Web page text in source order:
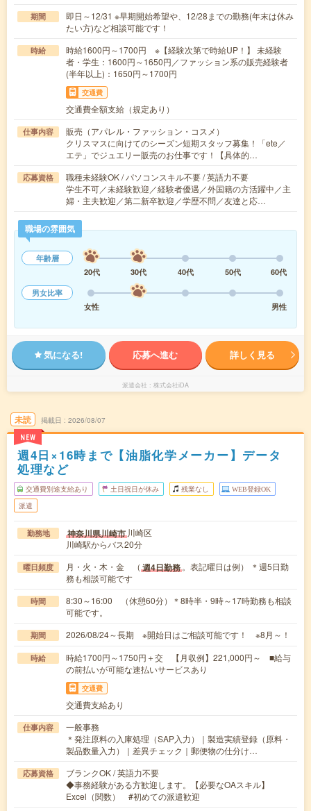
期間
即日～12/31 ※早期開始希望や、12/28までの勤務(年末は休み
たい方)など相談可能です！
時給
時給1600円～1700円 ※【経験次第で時給UP！】 未経験
者・学生：1600円～1650円／ファッション系の販売経験者
(半年以上)：1650円～1700円
交通費
交通費全額支給（規定あり）
仕事内容
販売（アパレル・ファッション・コスメ）
クリスマスに向けてのシーズン短期スタッフ募集！「ete／
エテ」でジュエリー販売のお仕事です！【具体的…
応募資格
職種未経験OK / パソコンスキル不要 / 英語力不要
学生不可／未経験歓迎／経験者優遇／外国籍の方活躍中／主
婦・主夫歓迎／第二新卒歓迎／学歴不問／友達と応…
職場の雰囲気
年齢層
20代
30代 40代 50代
60代
男女比率
女性
男性
気になる! 応募へ進む 詳しく見る
派遣会社 株式会社iDA
未読
NEW
掲載日 2026/08/07
週4日×16時まで【油脂化学メーカー】データ
処理など
交通費別途支給あり 土日祝日が休み 残業なし WEB登録OK
派遣
勤務地 神奈川県川崎市 川崎区
川崎駅からバス20分
曜日頻度 月・火・木・金 （ 週4日勤務 。表記曜日は例） ＊週5日勤
務も相談可能です
時間
8:30～16:00 （休憩60分）＊8時半・9時～17時勤務も相談
可能です。
期間 2026/08/24～長期 ※開始日はご相談可能です！ ※8月～！
時給
時給1700円～1750円＋交 【月収例】221,000円～ ■給与
の前払いが可能な速払いサービスあり
交通費
交通費支給あり
仕事内容
一般事務
＊発注原料の入庫処理（SAP入力）｜製造実績登録（原料・
製品数量入力）｜差異チェック｜郵便物の仕分け…
応募資格
ブランクOK / 英語力不要
◆事務経験がある方歓迎します。【必要なOAスキル】
Excel（関数） #初めての派遣歓迎